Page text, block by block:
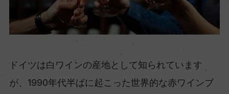
ドイツは白ワインの産地として知られています
が、1990年代半ばに起こった世界的な赤ワインブ